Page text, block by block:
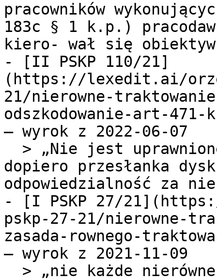
pracowników
183c § 1 k.p.)
kiero- wał się
- [II PSKP 110/21]
(https://lexedit.ai/
21/nierowne-
odszkodowanie-art-471-
— wyrok z 2022-06-07
dopiero przesłanka
odpowiedzialność za
- [I PSKP 27/
pskp-27-21/nierowne-
zasada-rownego-
— wyrok z 2021-11-09